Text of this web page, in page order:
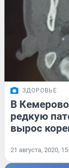
ЗДОРОВЬЕ
В
редкую
вырос
21 августа, 2020,